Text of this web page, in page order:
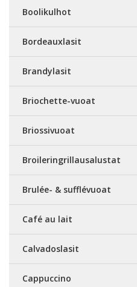
Boolikulhot
Bordeauxlasit
Brandylasit
Briochette-vuoat
Briossivuoat
Broileringrillausalustat
Brulée- & sufflévuoat
Café au lait
Calvadoslasit
Cappuccino